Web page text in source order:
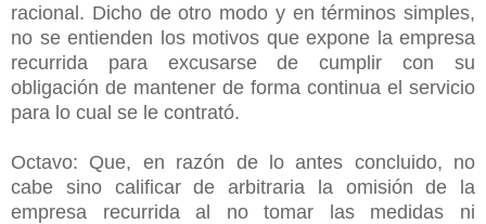
racional. Dicho de otro modo y en términos simples,
no se entienden los motivos que expone la empresa
recurrida para excusarse de cumplir con su
obligación de mantener de forma continua el servicio
para lo cual se le contrató.
Octavo: Que, en razón de lo antes concluido, no
cabe sino calificar de arbitraria la omisión de la
empresa recurrida al no tomar las medidas ni